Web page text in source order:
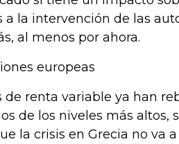
a la intervención de las
al menos por ahora.
europeas
renta variable ya han
de los niveles más altos,
la crisis en Grecia no va